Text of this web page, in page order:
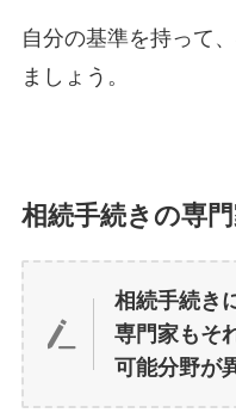
自分の基準を持って
ましょう。
相続手続きの専
相続手続き
専門家もそ
可能分野が